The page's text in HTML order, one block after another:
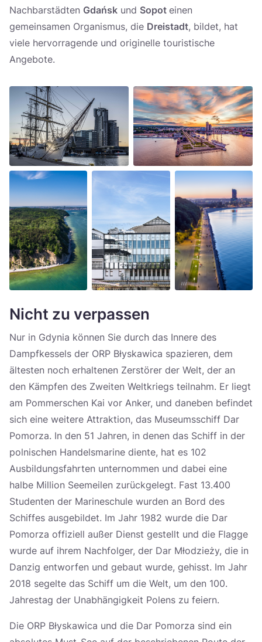
Nachbarstädten Gdańsk und Sopot einen
gemeinsamen Organismus, die Dreistadt, bildet, hat
viele hervorragende und originelle touristische
Angebote.
Nicht zu verpassen
Nur in Gdynia können Sie durch das Innere des
Dampfkessels der ORP Błyskawica spazieren, dem
ältesten noch erhaltenen Zerstörer der Welt, der an
den Kämpfen des Zweiten Weltkriegs teilnahm. Er liegt
am Pommerschen Kai vor Anker, und daneben befindet
sich eine weitere Attraktion, das Museumsschiff Dar
Pomorza. In den 51 Jahren, in denen das Schiff in der
polnischen Handelsmarine diente, hat es 102
Ausbildungsfahrten unternommen und dabei eine
halbe Million Seemeilen zurückgelegt. Fast 13.400
Studenten der Marineschule wurden an Bord des
Schiffes ausgebildet. Im Jahr 1982 wurde die Dar
Pomorza offiziell außer Dienst gestellt und die Flagge
wurde auf ihrem Nachfolger, der Dar Młodzieży, die in
Danzig entworfen und gebaut wurde, gehisst. Im Jahr
2018 segelte das Schiff um die Welt, um den 100.
Jahrestag der Unabhängigkeit Polens zu feiern.
Die ORP Błyskawica und die Dar Pomorza sind ein